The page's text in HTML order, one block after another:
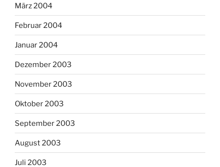
März 2004
Februar 2004
Januar 2004
Dezember 2003
November 2003
Oktober 2003
September 2003
August 2003
Juli 2003